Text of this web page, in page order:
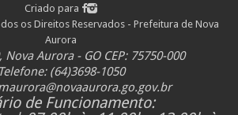
Criado para
os Direitos Reservados - Prefeitura de Nova
Aurora
Nova Aurora - GO CEP: 75750-000
Telefone: (64)3698-1050
de Funcionamento: